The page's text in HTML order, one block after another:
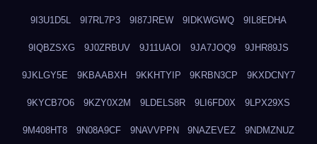
9I3U1D5L 9I7RL7P3 9I87JREW 9IDKWGWQ 9IL8EDHA
9IQBZSXG 9J0ZRBUV 9J11UAOI 9JA7JOQ9 9JHR89JS
9JKLGY5E 9KBAABXH 9KKHTYIP 9KRBN3CP 9KXDCNY7
9KYCB7O6 9KZY0X2M 9LDELS8R 9LI6FD0X 9LPX29XS
9M408HT8 9N08A9CF 9NAVVPPN 9NAZEVEZ 9NDMZNUZ